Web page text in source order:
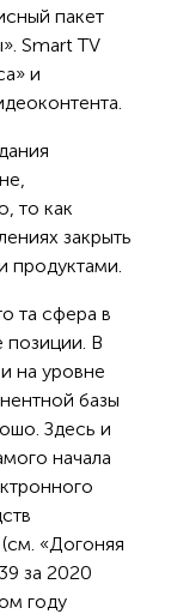
пакет
Smart TV
и
то как
закрыть
продуктами.
та сфера в
позиции. В
на уровне
базы
Здесь и
начала
«Догоняя
за 2020
году